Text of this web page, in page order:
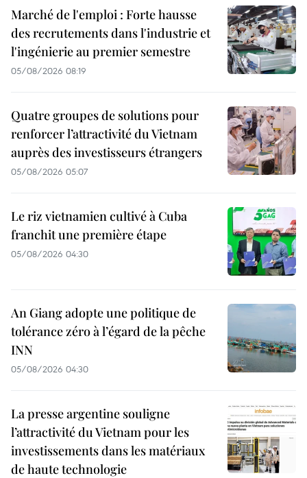
Marché de l'emploi : Forte hausse
des recrutements dans l'industrie et
l'ingénierie au premier semestre
05/08/2026 08:19
Quatre groupes de solutions pour
renforcer l’attractivité du Vietnam
auprès des investisseurs étrangers
05/08/2026 05:07
Le riz vietnamien cultivé à Cuba
franchit une première étape
05/08/2026 04:30
An Giang adopte une politique de
tolérance zéro à l’égard de la pêche
INN
05/08/2026 04:30
La presse argentine souligne
l’attractivité du Vietnam pour les
investissements dans les matériaux
de haute technologie